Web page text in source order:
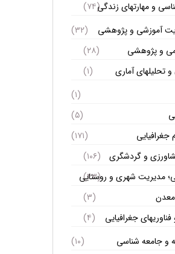
و مهارتهای زندگی
(۷۴)
آموزشی و پژوهشی
(۳۲)
و پژوهشی
(۲۸)
تحلیلهای آماری
(۱)
(۱)
(۵)
(۱۷۱)
و گردشگری
(۱۰۶)
مدیریت شهری و روستایی
(۴۳)
(۳)
جغرافیایی
(۴)
و جامعه شناسی
(۱۰)